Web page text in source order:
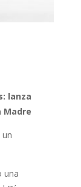
lanza
Madre
una